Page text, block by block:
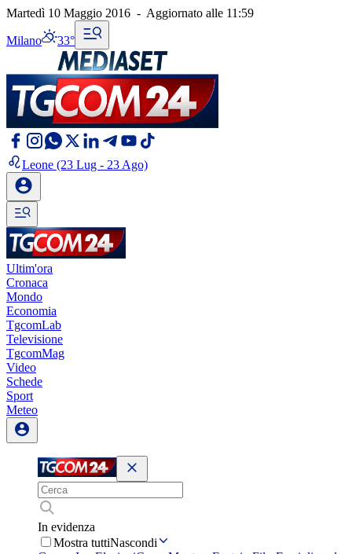
Martedì 10 Maggio 2016 - Aggiornato alle 11:59
Milano 33°
Leone (23 Lug - 23 Ago)
Ultim'ora
Cronaca
Mondo
Economia
TgcomLab
Televisione
TgcomMag
Video
Schede
Sport
Meteo
In evidenza
Mostra tuttiNascondi